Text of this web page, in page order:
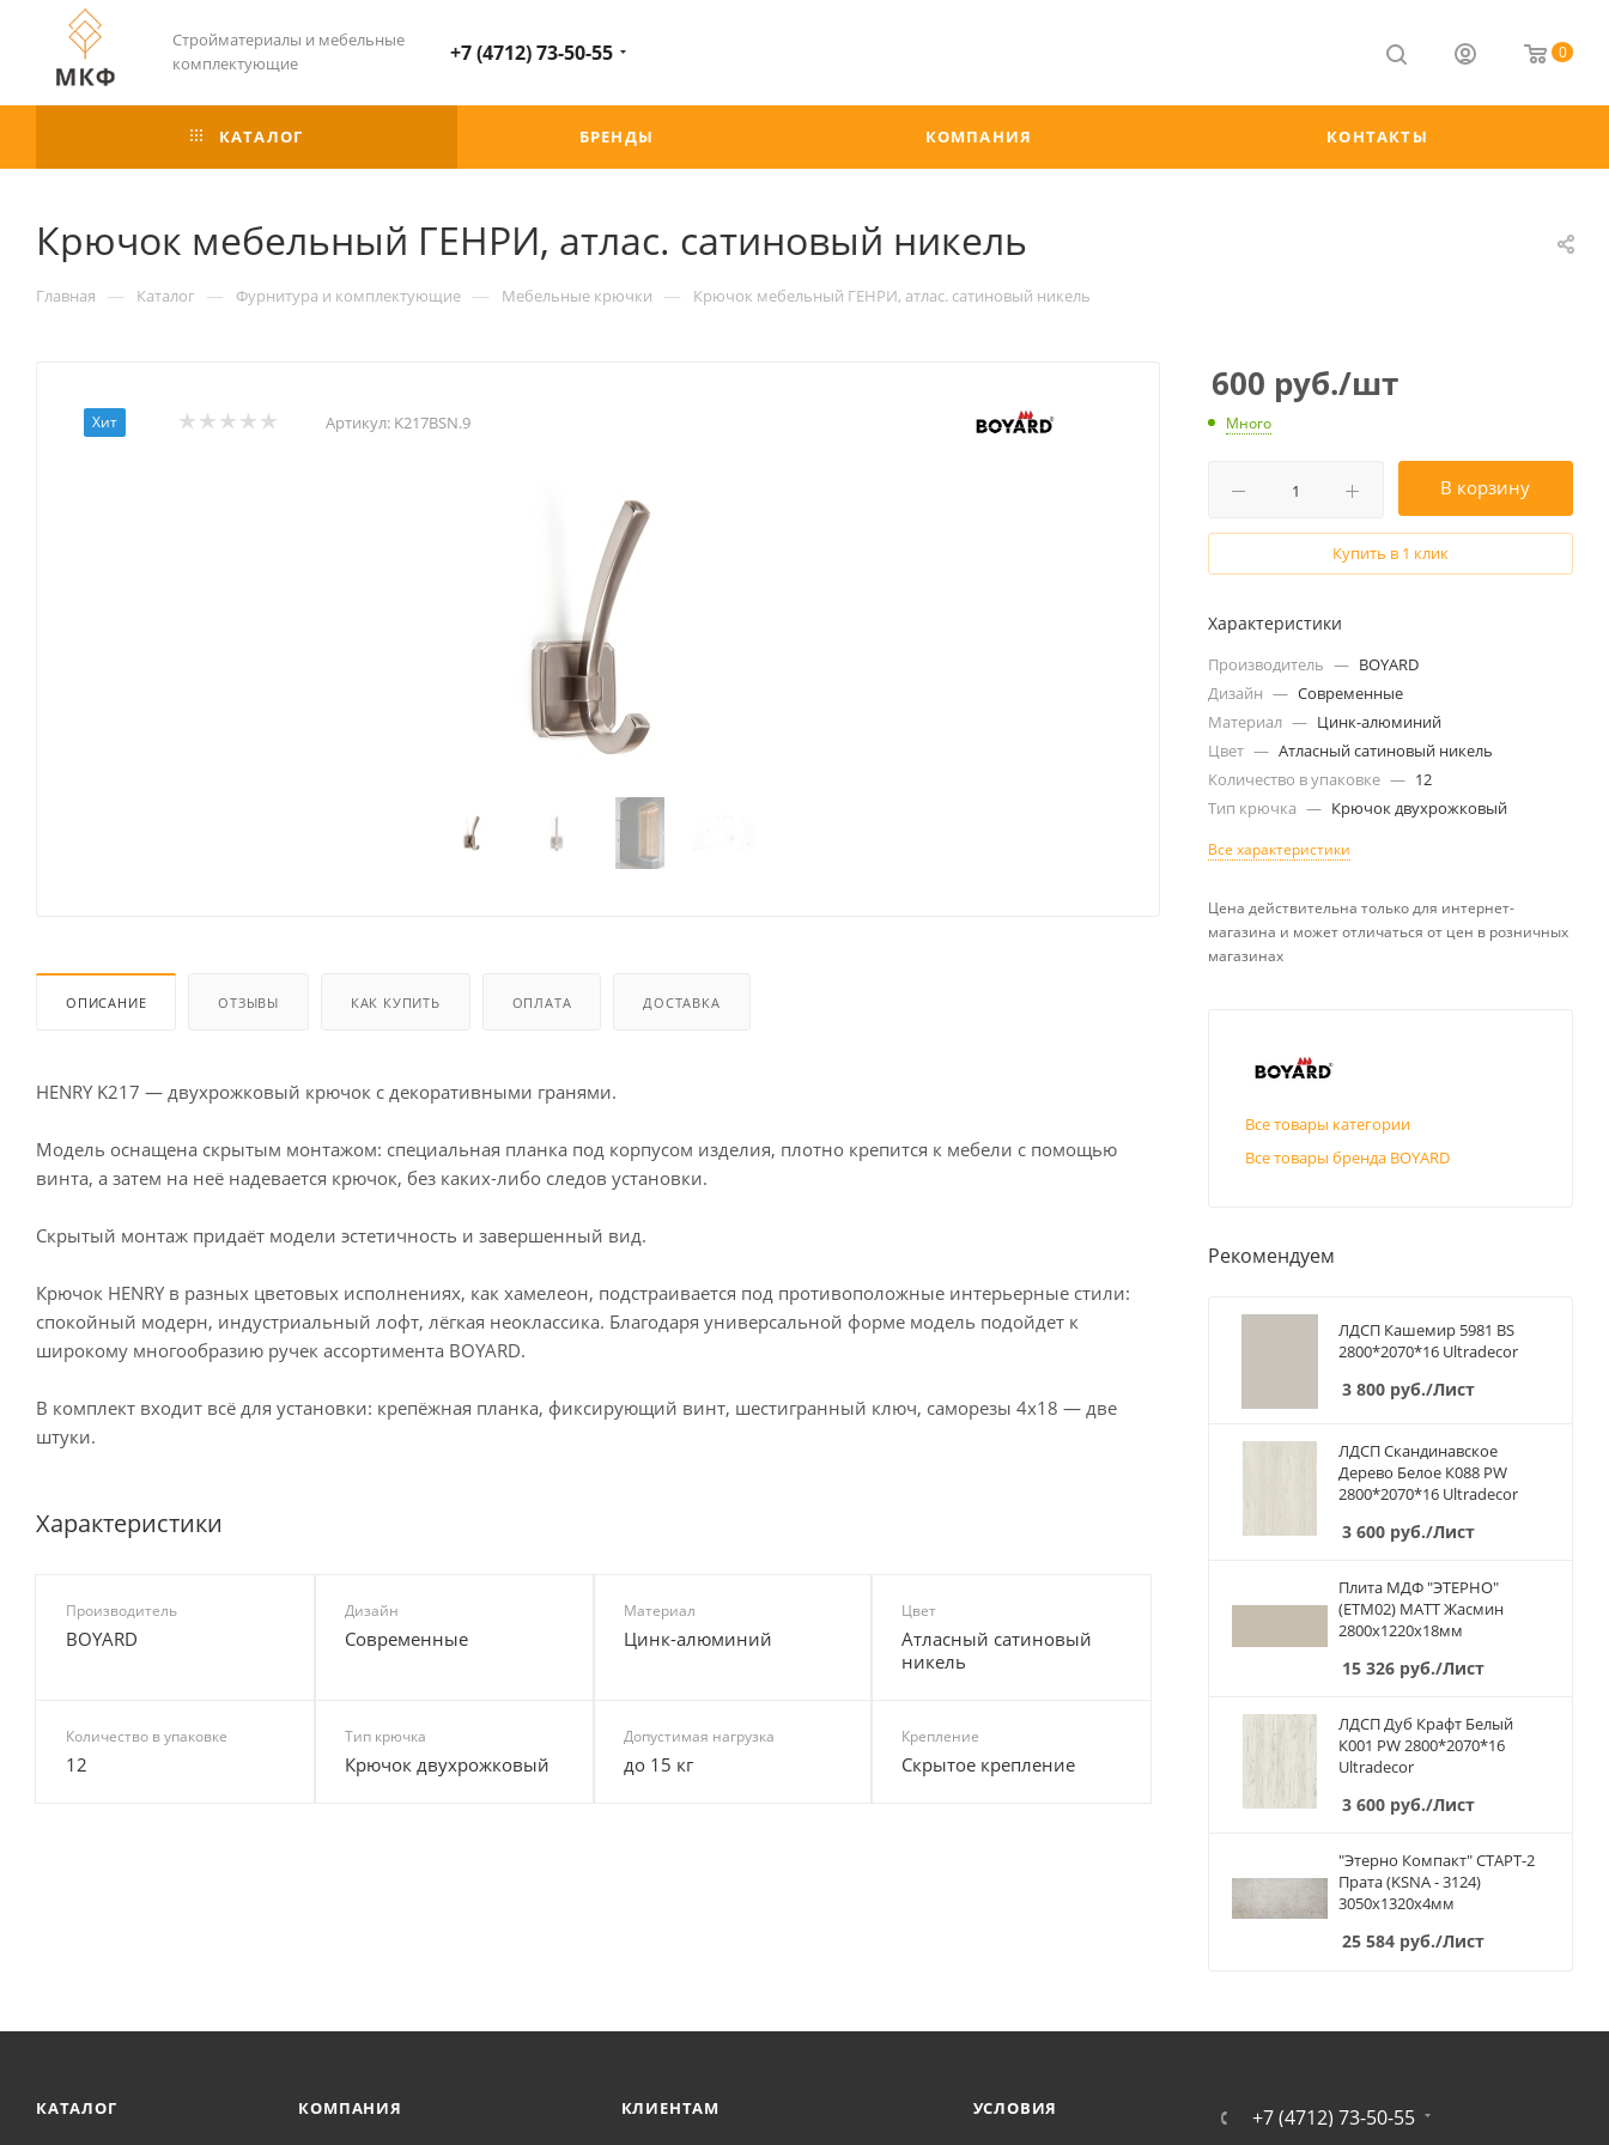
Стройматериалы и мебельные
комплектующие
+7 (4712) 73-50-55 0
КАТАЛОГ БРЕНДЫ КОМПАНИЯ КОНТАКТЫ
Крючок мебельный ГЕНРИ, атлас. сатиновый никель
Главная — Каталог — Фурнитура и комплектующие — Мебельные крючки — Крючок мебельный ГЕНРИ, атлас. сатиновый никель
Хит Артикул: K217BSN.9
ОПИСАНИЕ ОТЗЫВЫ КАК КУПИТЬ ОПЛАТА ДОСТАВКА
HENRY K217 — двухрожковый крючок с декоративными гранями.
Модель оснащена скрытым монтажом: специальная планка под корпусом изделия, плотно крепится к мебели с помощью
винта, а затем на неё надевается крючок, без каких-либо следов установки.
Скрытый монтаж придаёт модели эстетичность и завершенный вид.
Крючок HENRY в разных цветовых исполнениях, как хамелеон, подстраивается под противоположные интерьерные стили:
спокойный модерн, индустриальный лофт, лёгкая неоклассика. Благодаря универсальной форме модель подойдет к
широкому многообразию ручек ассортимента BOYARD.
В комплект входит всё для установки: крепёжная планка, фиксирующий винт, шестигранный ключ, саморезы 4х18 — две
штуки.
Характеристики
Производитель
BOYARD
Дизайн
Современные
Материал
Цинк-алюминий
Цвет
Атласный сатиновый
никель
Количество в упаковке
12
Тип крючка
Крючок двухрожковый
Допустимая нагрузка
до 15 кг
Крепление
Скрытое крепление
600 руб./шт
Много
В корзину
Купить в 1 клик
Характеристики
Производитель — BOYARD
Дизайн — Современные
Материал — Цинк-алюминий
Цвет — Атласный сатиновый никель
Количество в упаковке — 12
Тип крючка — Крючок двухрожковый
Все характеристики
Цена действительна только для интернет-
магазина и может отличаться от цен в розничных
магазинах
Все товары категории
Все товары бренда BOYARD
Рекомендуем
ЛДСП Кашемир 5981 BS
2800*2070*16 Ultradecor
3 800 руб./Лист
ЛДСП Скандинавское
Дерево Белое К088 PW
2800*2070*16 Ultradecor
3 600 руб./Лист
Плита МДФ "ЭТЕРНО"
(ETM02) МАТТ Жасмин
2800х1220х18мм
15 326 руб./Лист
ЛДСП Дуб Крафт Белый
К001 PW 2800*2070*16
Ultradecor
3 600 руб./Лист
"Этерно Компакт" СТАРТ-2
Прата (KSNA - 3124)
3050х1320х4мм
25 584 руб./Лист
КАТАЛОГ КОМПАНИЯ КЛИЕНТАМ УСЛОВИЯ +7 (4712) 73-50-55